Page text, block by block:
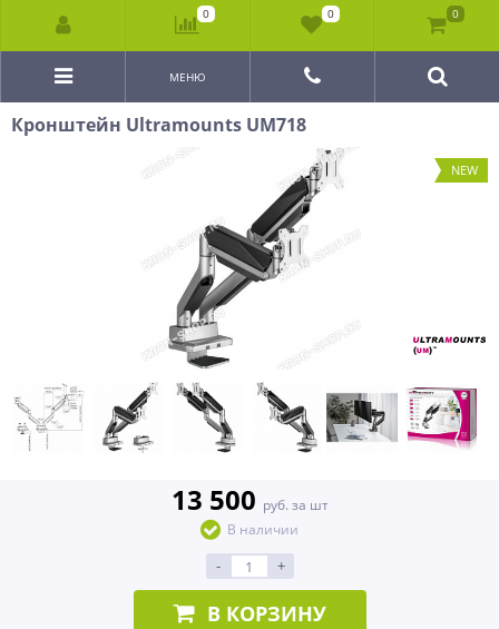
МЕНЮ
Кронштейн Ultramounts UM718
NEW
13 500 руб. за шт
В наличии
- +
В КОРЗИНУ
0 0 0